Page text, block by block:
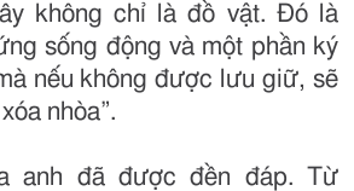
không chỉ là đồ vật. Đó là
sống động và một phần ký
nếu không được lưu giữ, sẽ
nhòa”.
anh đã được đền đáp. Từ